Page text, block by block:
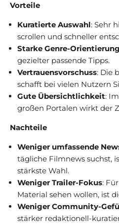
Vorteile
Kuratierte Auswahl: Sehr
scrollen und schneller
Starke Genre-Orientierung
gezielter passende Tipps.
Vertrauensvorschuss: Die
schafft bei vielen Nutzern
Gute Übersichtlichkeit:
großen Portalen wirkt der
Nachteile
Weniger umfassende
tägliche Filmnews suchst,
stärkste Wahl.
Weniger Trailer-Fokus:
Material sehen wollen, ist
Weniger Community-
stärker redaktionell-